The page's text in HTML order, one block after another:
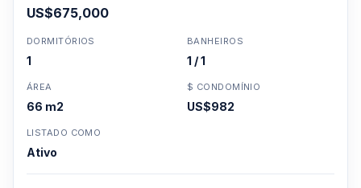
US$675,000
DORMITÓRIOS
1
BANHEIROS
1 / 1
ÁREA
66 m2
$ CONDOMÍNIO
US$982
LISTADO COMO
Ativo